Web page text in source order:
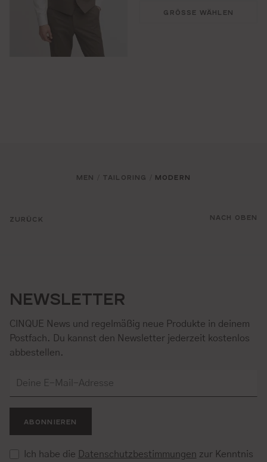
GRÖSSE WÄHLEN
ZURÜCK
MEN TAILORING MODERN
NACH OBEN
NEWSLETTER
CINQUE News und regelmäßig neue Produkte in deinem
Postfach. Du kannst den Newsletter jederzeit kostenlos
abbestellen.
ABONNIEREN
Ich habe die Datenschutzbestimmungen zur Kenntnis